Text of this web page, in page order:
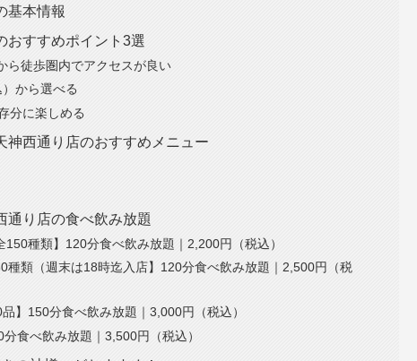
基本情報
おすすめポイント3選
ら徒歩圏内でアクセスが良い
から選べる
分に楽しめる
神西通り店のおすすめメニュー
通り店の食べ飲み放題
150種類】120分食べ飲み放題｜2,200円（税込）
種類（週末は18時迄入店】120分食べ飲み放題｜2,500円（税
】150分食べ飲み放題｜3,000円（税込）
食べ飲み放題｜3,500円（税込）